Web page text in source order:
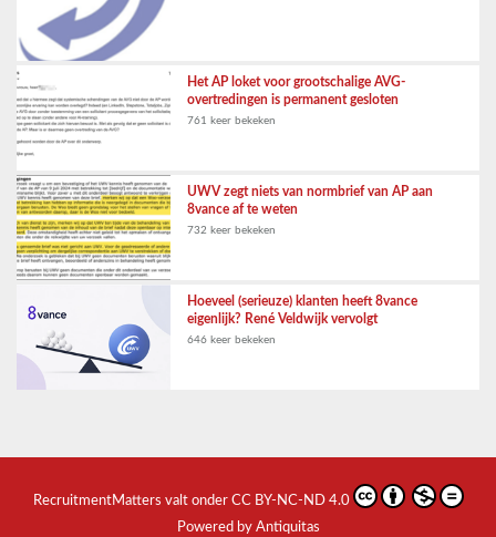
Het AP loket voor grootschalige AVG-
overtredingen is permanent gesloten
761 keer bekeken
UWV zegt niets van normbrief van AP aan
8vance af te weten
732 keer bekeken
Hoeveel (serieuze) klanten heeft 8vance
eigenlijk? René Veldwijk vervolgt
646 keer bekeken
RecruitmentMatters valt onder CC BY-NC-ND 4.0
Powered by Antiquitas